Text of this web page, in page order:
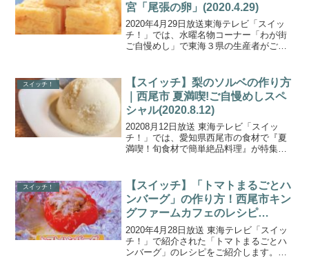
宮「尾張の卵」(2020.4.29)
2020年4月29日放送東海テレビ「スイッ
チ！」では、水曜名物コーナー「わが街
ご自慢めし」で東海３県の生産者がごち
県一宮市の「尾張の卵」を使った濃厚ふ
わふわ！「だし巻き...
スイッチ！
【スイッチ】梨のソルベの作り方
｜西尾市 夏満喫!ご自慢めしスペ
シャル(2020.8.12)
20208月12日放送 東海テレビ「スイッ
チ！」では、愛知県西尾市の食材で『夏
満喫！旬食材で簡単絶品料理』が特集！
ナギ・とうもろこし・梨」を使って、生
産者のみなさんに簡...
スイッチ！
【スイッチ】「トマトまるごとハ
ンバーグ」の作り方！西尾市キン
グファームカフェのレシピ
(2020.4.28)
2020年4月28日放送 東海テレビ「スイッ
チ！」で紹介された「トマトまるごとハ
ンバーグ」のレシピをご紹介します。今